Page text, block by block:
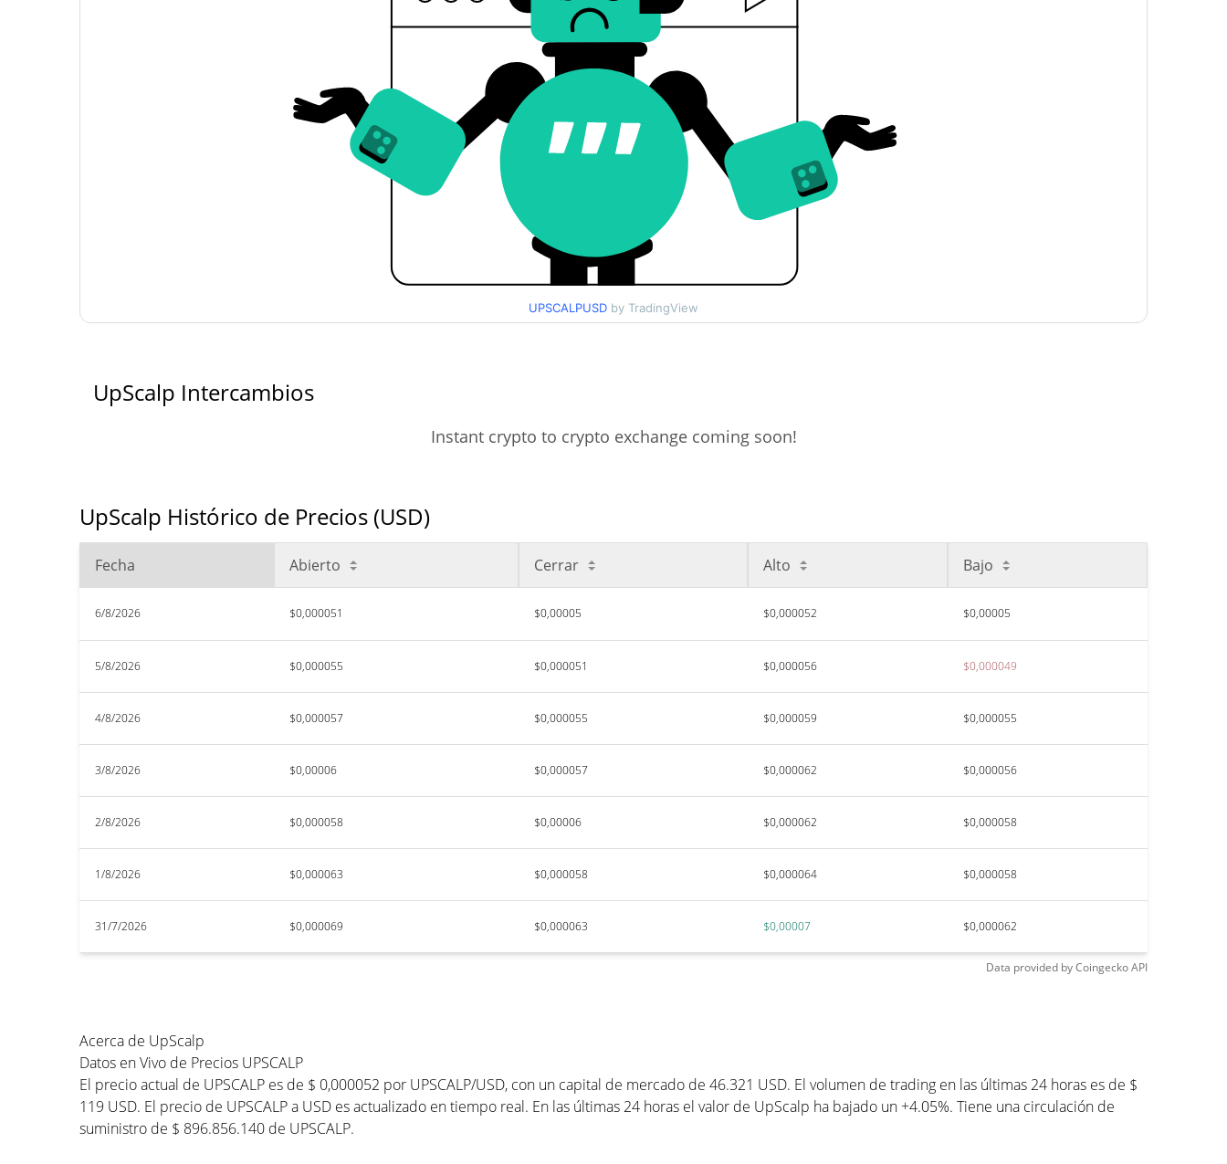
UPSCALPUSD by TradingView
UpScalp Intercambios
Instant crypto to crypto exchange coming soon!
UpScalp Histórico de Precios (USD)
Fecha Abierto Cerrar Alto Bajo
6/8/2026 $0,000051 $0,00005 $0,000052 $0,00005
5/8/2026 $0,000055 $0,000051 $0,000056 $0,000049
4/8/2026 $0,000057 $0,000055 $0,000059 $0,000055
3/8/2026 $0,00006 $0,000057 $0,000062 $0,000056
2/8/2026 $0,000058 $0,00006 $0,000062 $0,000058
1/8/2026 $0,000063 $0,000058 $0,000064 $0,000058
31/7/2026 $0,000069 $0,000063 $0,00007 $0,000062
Data provided byCoingeckoAPI
Acerca de UpScalp
Datos en Vivo de Precios UPSCALP
El precio actual de UPSCALP es de $ 0,000052 por UPSCALP/USD, con un capital de mercado de 46.321 USD. El volumen de trading en las últimas 24 horas es de $
119 USD. El precio de UPSCALP a USD es actualizado en tiempo real. En las últimas 24 horas el valor de UpScalp ha bajado un +4.05%. Tiene una circulación de
suministro de $ 896.856.140 de UPSCALP.